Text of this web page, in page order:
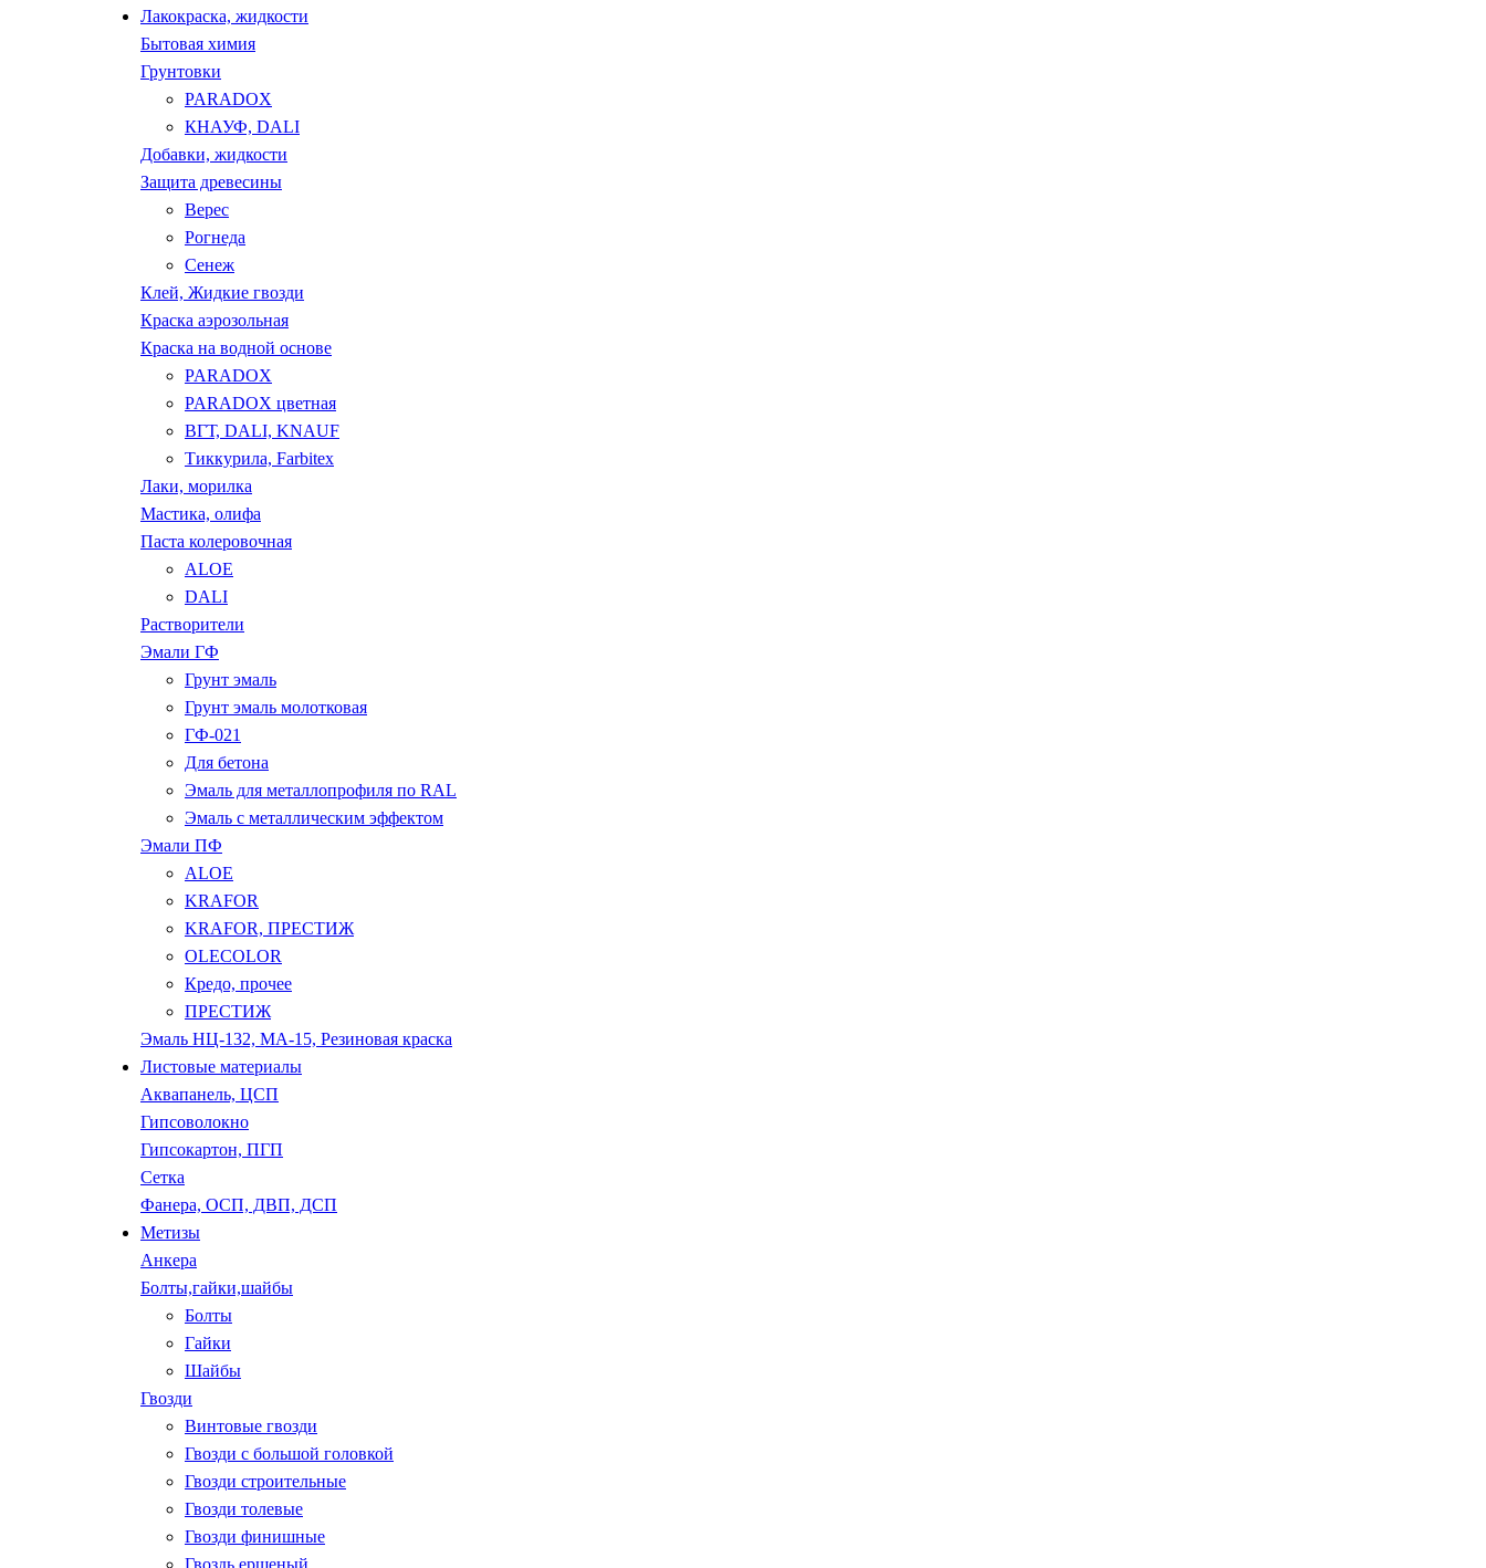
Лакокраска, жидкости
Бытовая химия
Грунтовки
PARADOX
КНАУФ, DALI
Добавки, жидкости
Защита древесины
Верес
Рогнеда
Сенеж
Клей, Жидкие гвозди
Краска аэрозольная
Краска на водной основе
PARADOX
PARADOX цветная
ВГТ, DALI, KNAUF
Тиккурила, Farbitex
Лаки, морилка
Мастика, олифа
Паста колеровочная
ALOE
DALI
Растворители
Эмали ГФ
Грунт эмаль
Грунт эмаль молотковая
ГФ-021
Для бетона
Эмаль для металлопрофиля по RAL
Эмаль с металлическим эффектом
Эмали ПФ
ALOE
KRAFOR
KRAFOR, ПРЕСТИЖ
OLECOLOR
Кредо, прочее
ПРЕСТИЖ
Эмаль НЦ-132, МА-15, Резиновая краска
Листовые материалы
Аквапанель, ЦСП
Гипсоволокно
Гипсокартон, ПГП
Сетка
Фанера, ОСП, ДВП, ДСП
Метизы
Анкера
Болты,гайки,шайбы
Болты
Гайки
Шайбы
Гвозди
Винтовые гвозди
Гвозди с большой головкой
Гвозди строительные
Гвозди толевые
Гвозди финишные
Гвоздь ершеный